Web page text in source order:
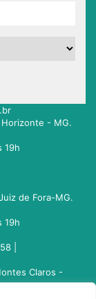
Horizonte - MG.
19h
de Fora-MG.
19h
|
Claros -